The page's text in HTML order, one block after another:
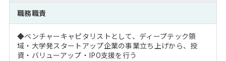
インターン受入企業一覧
MBAを生かす求人特集
注目企業インタビュー
Career Talk Live
MBA NETWORKING
ニュースリリース
職務職責
◆ベンチャーキャピタリストとして、ディープテック領
域・大学発スタートアップ企業の事業立ち上げから、投
資・バリューアップ・IPO支援を行う